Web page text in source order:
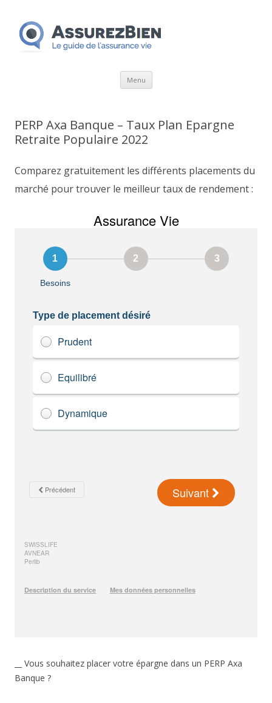
Menu Aller
PERP Axa Banque – Taux Plan Epargne
Retraite Populaire 2022
Comparez gratuitement les différents placements du
marché pour trouver le meilleur taux de rendement :
__ Vous souhaitez placer votre épargne dans un PERP Axa
Banque ?